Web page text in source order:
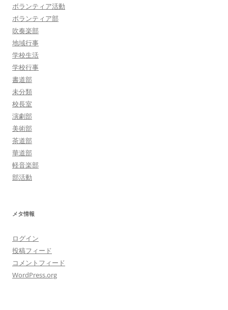
ボランティア活動
ボランティア部
吹奏楽部
地域行事
学校生活
学校行事
書道部
未分類
校長室
演劇部
美術部
茶道部
華道部
軽音楽部
部活動
メタ情報
ログイン
投稿フィード
コメントフィード
WordPress.org